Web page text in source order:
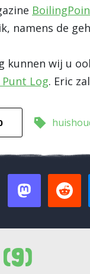
namens de
kunnen wij u
Log. Eric
(9)